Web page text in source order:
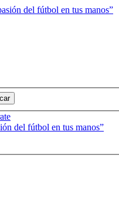
del fútbol en tus manos”